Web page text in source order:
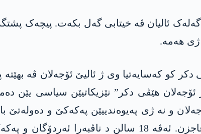
ئالیان ڤە خیتابی گەل بکەت. پیچەک
ژی ھەمە.
کو کەسایەتیا وی ژ ئالیێ ئۆجەلان ڤە
ھێڤی دکر” نێزیکاتیێن سیاسی یێن
و نە ژی پەیوەندییێن پەکەکێ و دەولەتێ
بەر ڤێ سەدەمێ نە دەولەت و نە ژی ئۆجەلان-پەکەکە ژ زیندانی بوونا دەمیرتاش نە عاجزن. ئەڤە